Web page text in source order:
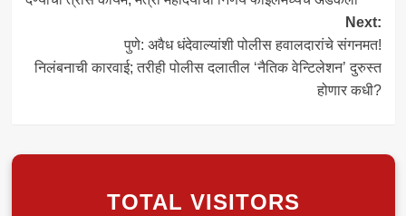
Next:
पुणे: अवैध धंदेवाल्यांशी पोलीस हवालदारांचे संगनमत!
निलंबनाची कारवाई; तरीही पोलीस दलातील ‘नैतिक वेन्टिलेशन’ दुरुस्त
होणार कधी?
TOTAL VISITORS